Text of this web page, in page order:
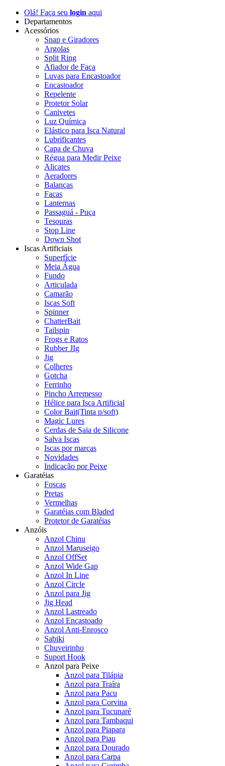
Olá! Faça seu login aqui
Departamentos
Acessórios
Snap e Giradores
Argolas
Split Ring
Afiador de Faca
Luvas para Encastoador
Encastoador
Repelente
Protetor Solar
Canivetes
Luz Química
Elástico para Isca Natural
Lubrificantes
Capa de Chuva
Régua para Medir Peixe
Alicates
Aeradores
Balanças
Facas
Lanternas
Passaguá - Puça
Tesouras
Stop Line
Down Shot
Iscas Artificiais
Superfície
Meia Água
Fundo
Articulada
Camarão
Iscas Soft
Spinner
ChatterBait
Tailspin
Frogs e Ratos
Rubber JIg
Jig
Colheres
Gotcha
Ferrinho
Pincho Arremesso
Hélice para Isca Artificial
Color Bait(Tinta p/soft)
Magic Lures
Cerdas de Saia de Silicone
Salva Iscas
Iscas por marcas
Novidades
Indicação por Peixe
Garatéias
Foscas
Pretas
Vermelhas
Garatéias com Bladed
Protetor de Garatéias
Anzóis
Anzol Chinu
Anzol Maruseigo
Anzol OffSet
Anzol Wide Gap
Anzol In Line
Anzol Circle
Anzol para Jig
Jig Head
Anzol Lastreado
Anzol Encastoado
Anzol Anti-Enrosco
Sabiki
Chuveirinho
Suport Hook
Anzol para Peixe
Anzol para Tilápia
Anzol para Traíra
Anzol para Pacu
Anzol para Corvina
Anzol para Tucunaré
Anzol para Tambaqui
Anzol para Piapara
Anzol para Piau
Anzol para Dourado
Anzol para Carpa